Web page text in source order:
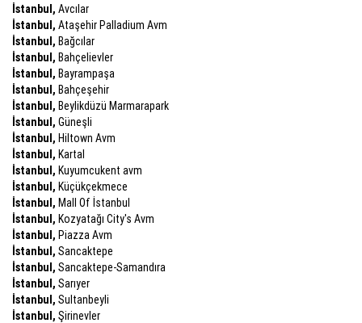
İstanbul, Avcılar
İstanbul, Ataşehir Palladium Avm
İstanbul, Bağcılar
İstanbul, Bahçelievler
İstanbul, Bayrampaşa
İstanbul, Bahçeşehir
İstanbul, Beylikdüzü Marmarapark
İstanbul, Güneşli
İstanbul, Hiltown Avm
İstanbul, Kartal
İstanbul, Kuyumcukent avm
İstanbul, Küçükçekmece
İstanbul, Mall Of İstanbul
İstanbul, Kozyatağı City's Avm
İstanbul, Piazza Avm
İstanbul, Sancaktepe
İstanbul, Sancaktepe-Samandıra
İstanbul, Sarıyer
İstanbul, Sultanbeyli
İstanbul, Şirinevler